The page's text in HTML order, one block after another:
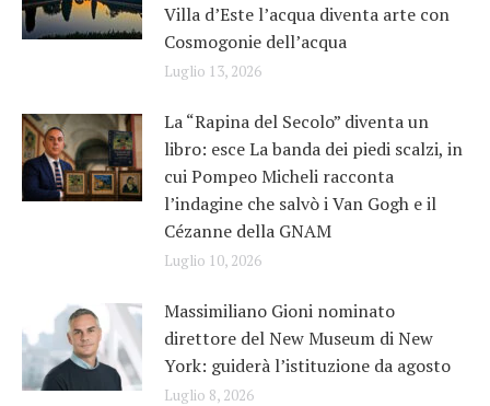
Villa d’Este l’acqua diventa arte con
Cosmogonie dell’acqua
Luglio 13, 2026
La “Rapina del Secolo” diventa un
libro: esce La banda dei piedi scalzi, in
cui Pompeo Micheli racconta
l’indagine che salvò i Van Gogh e il
Cézanne della GNAM
Luglio 10, 2026
Massimiliano Gioni nominato
direttore del New Museum di New
York: guiderà l’istituzione da agosto
Luglio 8, 2026